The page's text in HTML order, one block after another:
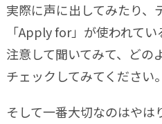
実際に声に出してみたり、
「Apply for」が使われてい
注意して聞いてみて、どの
チェックしてみてください。
そして一番大切なのはやは